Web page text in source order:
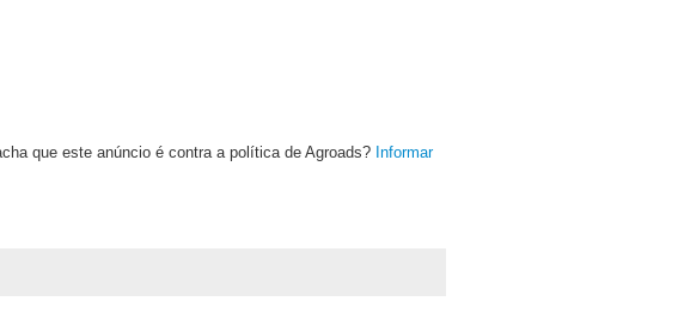
que este anúncio é contra a política de Agroads? Informar